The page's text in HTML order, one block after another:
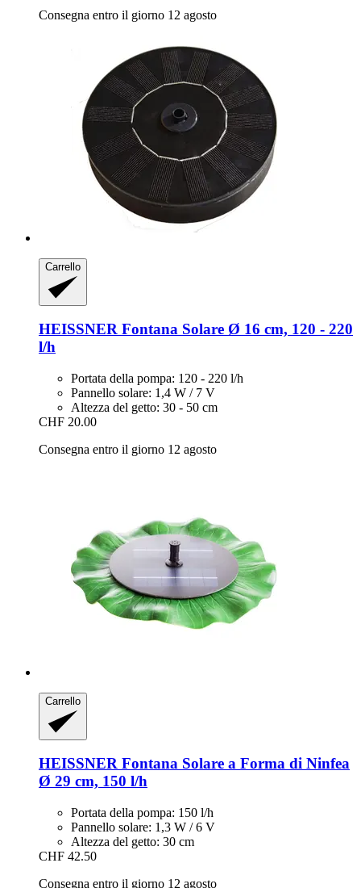
Consegna entro il giorno 12 agosto
Carrello
HEISSNER Fontana Solare Ø 16 cm, 120 -​ 220
l/h
Portata della pompa: 120 - 220 l/h
Pannello solare: 1,4 W / 7 V
Altezza del getto: 30 - 50 cm
CHF 20.00
Consegna entro il giorno 12 agosto
Carrello
HEISSNER Fontana Solare a Forma di Ninfea
Ø 29 cm, 150 l/h
Portata della pompa: 150 l/h
Pannello solare: 1,3 W / 6 V
Altezza del getto: 30 cm
CHF 42.50
Consegna entro il giorno 12 agosto